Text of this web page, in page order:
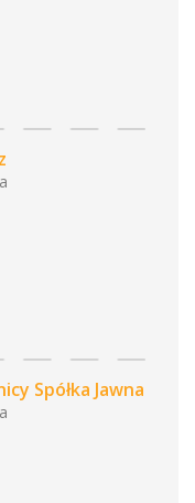
Spółka Jawna